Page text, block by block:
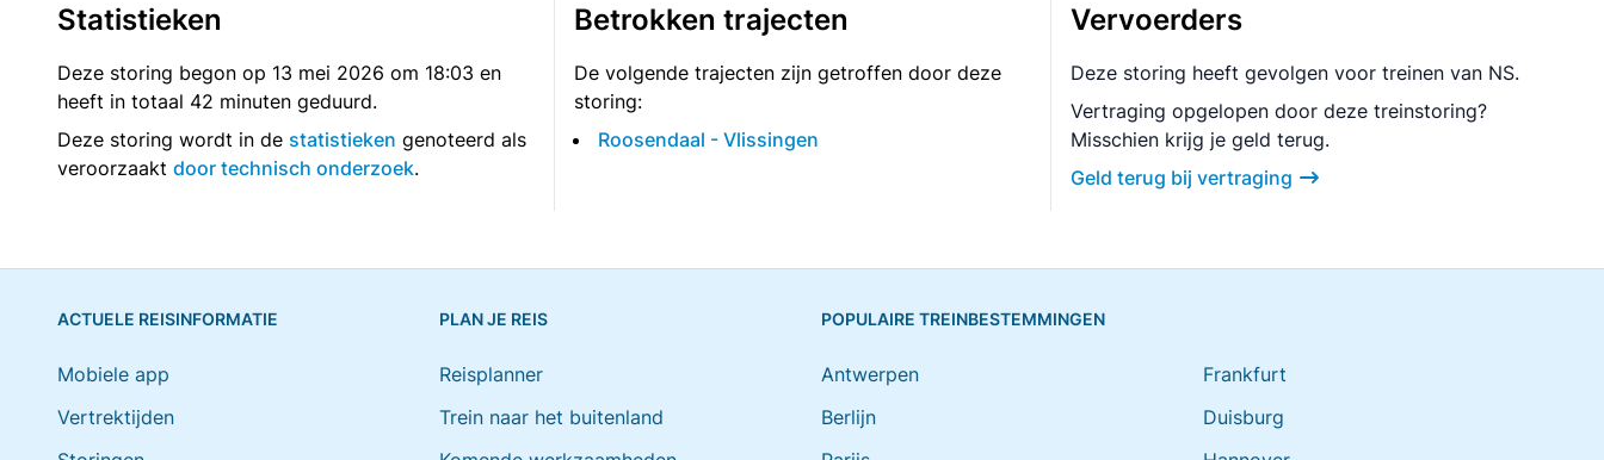
Statistieken
Deze storing begon op 13 mei 2026 om 18:03 en
heeft in totaal 42 minuten geduurd.
Deze storing wordt in de statistieken genoteerd als
veroorzaakt door technisch onderzoek.
Betrokken trajecten
De volgende trajecten zijn getroffen door deze
storing:
Roosendaal - Vlissingen
Vervoerders
Deze storing heeft gevolgen voor treinen van NS.
Vertraging opgelopen door deze treinstoring?
Misschien krijg je geld terug.
Geld terug bij vertraging
ACTUELE REISINFORMATIE
Mobiele app
Vertrektijden
PLAN JE REIS
Reisplanner
Trein naar het buitenland
POPULAIRE TREINBESTEMMINGEN
Antwerpen
Berlijn
Frankfurt
Duisburg